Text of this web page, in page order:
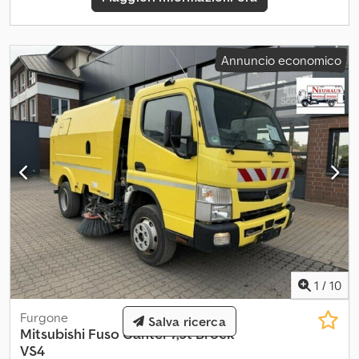
avvio/arresto automatico del motore, centralizzata chiusura con
sedile passeggero, aria condizionata, cambio automatico a 6
marce, molle a balestre, testa sferica del gancio di traino 3,5 t.,
gancio di traino Maul, presa di rimorchio a 13 poli, bollino
ambientale: 4 (verde), cambio automatico, diesel, classe di
emissione: EURO6, trazione posteriore, aria condizionata, colore
di base: nero Extra nell'attrezzatura ABS, gancio di traino, sistema
di navigazione, servosterzo, cruise control, chiusura centralizzata,
sospensione: a balestra, carico utile (kg): 3740, freno continuo:
freno motore Tipo di struttura: Ewers Drinks struttura tetto a
parete girevole L x P x A 4.144 x 2.212 x 1.547 mm, Euro 6, aria
condizionata, navigazione, sfera AHK + bocca Csdpfsvhtmbsx Ak
Ujha
Annuncio economico
1 / 10
Furgone
Mitsubishi Fuso Canter 7,5t Brock
VS4
Salva ricerca